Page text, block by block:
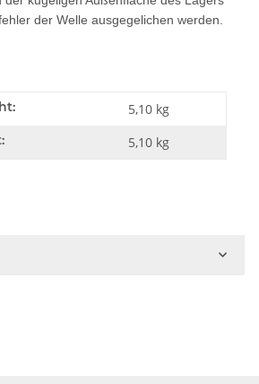
der Welle ausgegelichen werden.
5,10 kg
5,10 kg